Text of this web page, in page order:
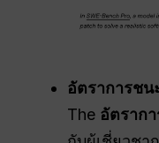
อัตราการชน
The อัตราก